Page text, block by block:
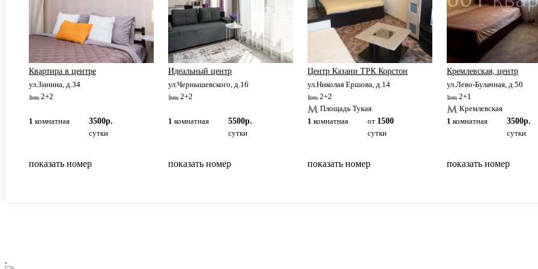
Квартира в центре
ул.Зинина, д.34
2+2
1 комнатная
3500р.
сутки
показать номер
Идеальный центр
ул.Чернышевского, д.16
2+2
1 комнатная
5500р.
сутки
показать номер
Центр Казани ТРК Корстон
ул.Николая Ершова, д.14
2+2
Площадь Тукая
1 комнатная от 1500
сутки
показать номер
Кремлевская, центр
ул.Лево-Булачная, д.50
2+1
Кремлевская
1 комнатная
3500р.
сутки
показать номер
.